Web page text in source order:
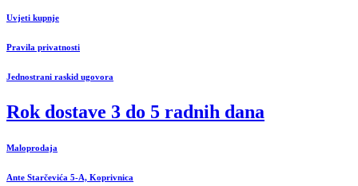
Uvjeti kupnje
Pravila privatnosti
Jednostrani raskid ugovora
Rok dostave 3 do 5 radnih dana
Maloprodaja
Ante Starčevića 5-A, Koprivnica